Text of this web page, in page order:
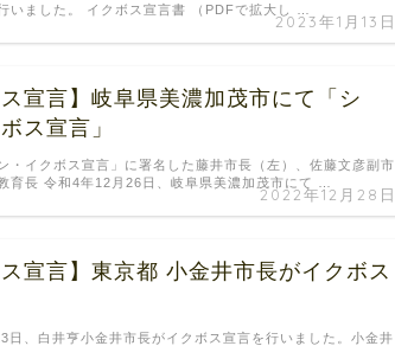
2023年1月13日
いました。 イクボス宣言書 （PDFで拡大し …
ス宣言】岐阜県美濃加茂市にて「シ
ス宣言」
2022年12月28日
・イクボス宣言」に署名した藤井市長（左）、佐藤文彦副市
育長 令和4年12月26日、岐阜県美濃加茂市にて …
ス宣言】東京都 小金井市長がイクボス
日、白井亨小金井市長がイクボス宣言を行いました。小金井